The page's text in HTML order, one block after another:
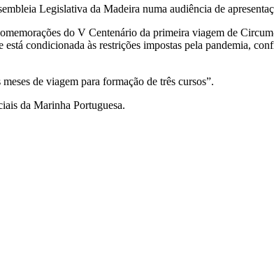
Legislativa da Madeira numa audiência de
do V Centenário da primeira viagem de
condicionada às restrições impostas pela pandemia,
de viagem para formação de três cursos”.
da Marinha Portuguesa.